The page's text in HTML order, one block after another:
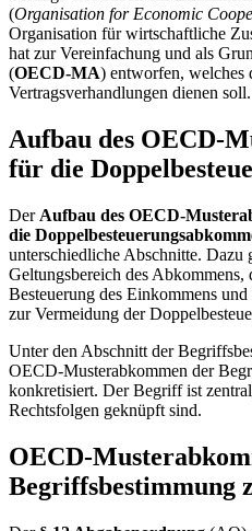
(Organisation for Economic
Organisation für wirtschaftliche
hat zur Vereinfachung und als
(OECD-MA) entworfen, welches
Vertragsverhandlungen dienen soll.
Aufbau des OECD-
für die
Der Aufbau des OECD-
die
unterschiedliche Abschnitte. Dazu
Geltungsbereich des
Besteuerung des Einkommens
zur Vermeidung der
Unter den Abschnitt der
OECD-Musterabkommen der
konkretisiert. Der Begriff ist
Rechtsfolgen geknüpft sind.
OECD-
Begriffsbestimmung